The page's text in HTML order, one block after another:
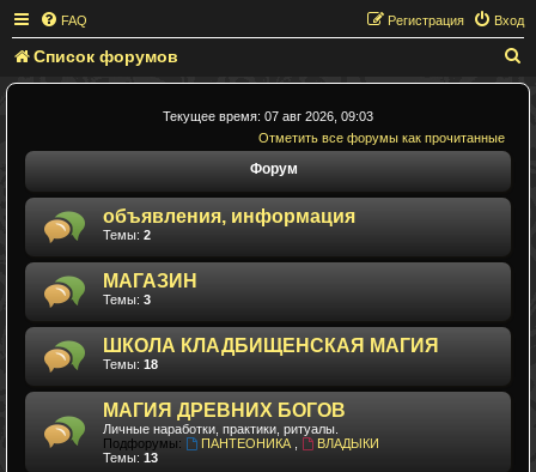
FAQ Вход
Регистрация
Список форумов
о
Текущее время: 07 авг 2026, 09:03
Отметить все форумы как прочитанные
Форум
объявления, информация
Темы: 2
МАГАЗИН
Темы: 3
ШКОЛА КЛАДБИЩЕНСКАЯ МАГИЯ
Темы: 18
МАГИЯ ДРЕВНИХ БОГОВ
Личные наработки, практики, ритуалы.
Подфорумы:
ПАНТЕОНИКА
ВЛАДЫКИ
Темы: 13